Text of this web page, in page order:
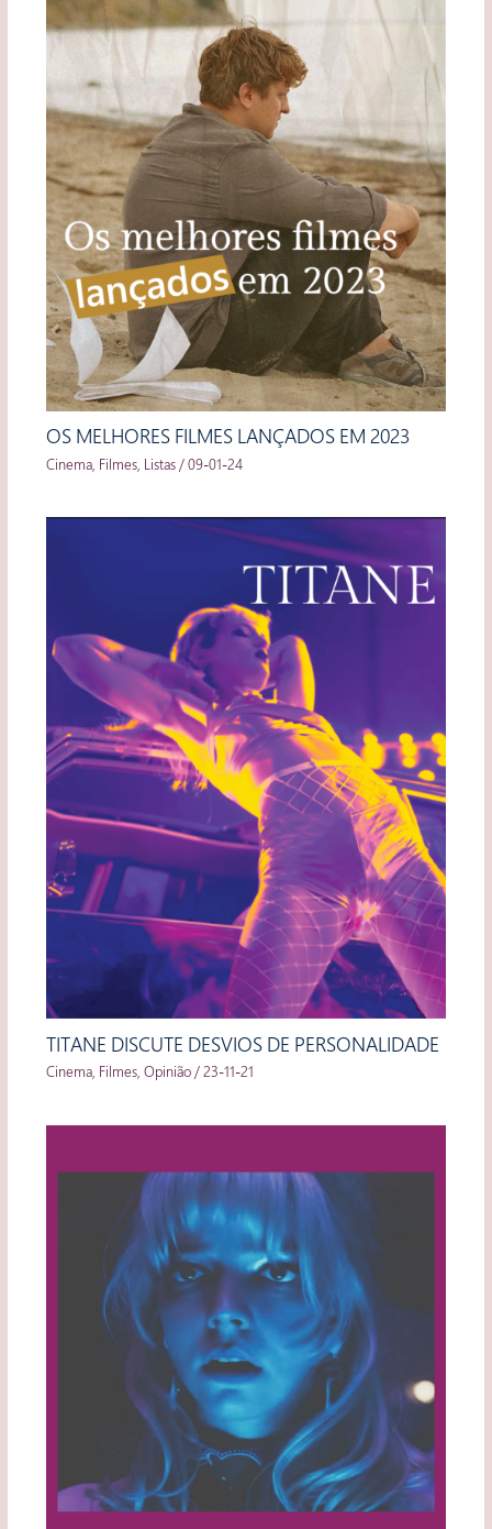
OS MELHORES FILMES LANÇADOS EM 2023
Cinema, Filmes, Listas/09-01-24
TITANE DISCUTE DESVIOS DE PERSONALIDADE
Cinema, Filmes, Opinião/23-11-21